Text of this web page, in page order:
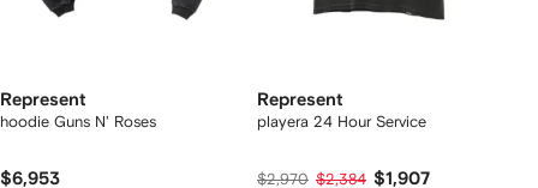
Represent
hoodie Guns N' Roses
$6,953
Represent
playera 24 Hour Service
$2,970 $2,384 $1,907